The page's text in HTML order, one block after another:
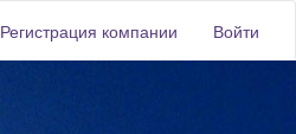
Регистрация компании Войти